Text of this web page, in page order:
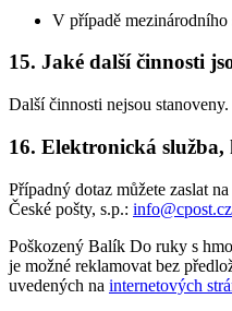
V případě
15. Jaké další činnosti
Další činnosti nejsou stanoveny.
16. Elektronická
Případný dotaz můžete zaslat
České pošty, s.p.: info@cpost.cz
Poškozený Balík Do ruky s
je možné reklamovat bez
uvedených na internetových